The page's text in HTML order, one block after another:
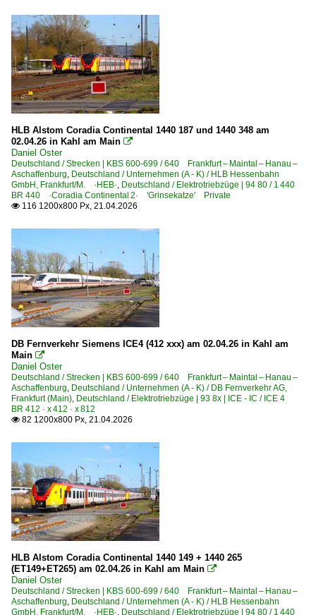
HLB Alstom Coradia Continental 1440 187 und 1440 348 am
02.04.26 in Kahl am Main 
Daniel Oster
Deutschland / Strecken | KBS 600-699 / 640 Frankfurt – Maintal – Hanau –
Aschaffenburg, Deutschland / Unternehmen (A - K) / HLB Hessenbahn
GmbH, Frankfurt/M. ·HEB·, Deutschland / Elektrotriebzüge | 94 80 / 1 440
BR 440 ·Coradia Continental 2· 'Grinsekatze' Private
 116 1200x800 Px, 21.04.2026
DB Fernverkehr Siemens ICE4 (412 xxx) am 02.04.26 in Kahl am
Main 
Daniel Oster
Deutschland / Strecken | KBS 600-699 / 640 Frankfurt – Maintal – Hanau –
Aschaffenburg, Deutschland / Unternehmen (A - K) / DB Fernverkehr AG,
Frankfurt (Main), Deutschland / Elektrotriebzüge | 93 8x | ICE - IC / ICE 4
BR 412 · x 412 · x 812
 82 1200x800 Px, 21.04.2026
HLB Alstom Coradia Continental 1440 149 + 1440 265
(ET149+ET265) am 02.04.26 in Kahl am Main 
Daniel Oster
Deutschland / Strecken | KBS 600-699 / 640 Frankfurt – Maintal – Hanau –
Aschaffenburg, Deutschland / Unternehmen (A - K) / HLB Hessenbahn
GmbH, Frankfurt/M. ·HEB·, Deutschland / Elektrotriebzüge | 94 80 / 1 440